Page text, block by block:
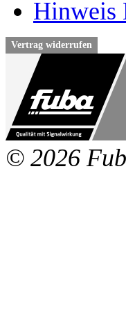
Hinweis
Vertrag widerrufen
© 2026